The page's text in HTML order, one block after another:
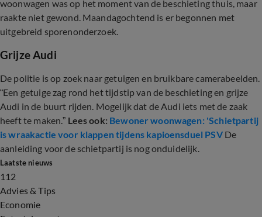
woonwagen was op het moment van de beschieting thuis, maar
raakte niet gewond. Maandagochtend is er begonnen met
uitgebreid sporenonderzoek.
Grijze Audi
De politie is op zoek naar getuigen en bruikbare camerabeelden.
“Een getuige zag rond het tijdstip van de beschieting en grijze
Audi in de buurt rijden. Mogelijk dat de Audi iets met de zaak
heeft te maken.” Lees ook: Bewoner woonwagen: 'Schietpartij
is wraakactie voor klappen tijdens kapioensduel PSVDe
aanleiding voor de schietpartij is nog onduidelijk.
Laatste nieuws
112
Advies & Tips
Economie